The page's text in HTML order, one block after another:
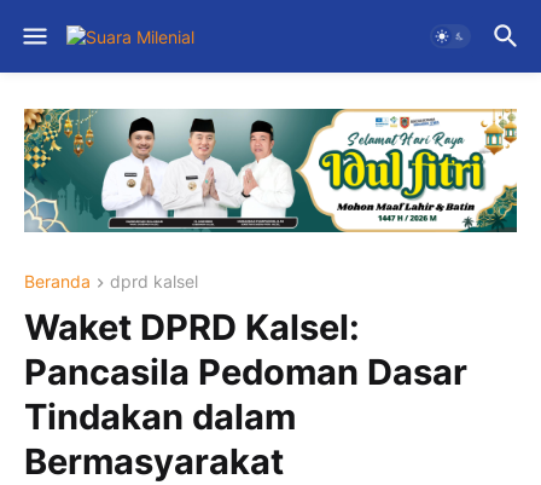
Beranda dprd kalsel
Waket DPRD Kalsel:
Pancasila Pedoman Dasar
Tindakan dalam
Bermasyarakat